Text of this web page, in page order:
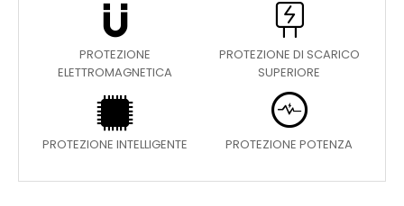
PROTEZIONE
ELETTROMAGNETICA
PROTEZIONE DI SCARICO
SUPERIORE
PROTEZIONE INTELLIGENTE PROTEZIONE POTENZA